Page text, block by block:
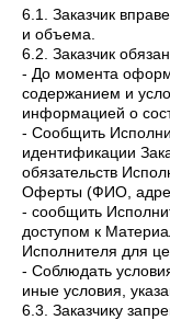
6.1. Заказчик
и объема.
6.2. Заказчик
- До момента
содержанием и
информацией о
- Сообщить
идентификации
обязательств
Оферты (ФИО,
- сообщить
доступом к
Исполнителя для
- Соблюдать
иные условия,
6.3. Заказчику